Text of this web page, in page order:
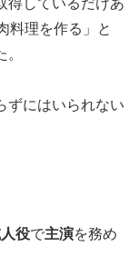
料理を作る」と
ずにはいられない
役で主演を務め